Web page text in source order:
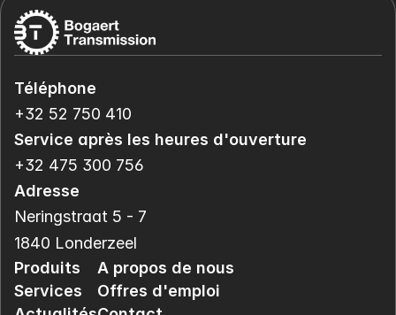
Téléphone
+32 52 750 410
Service après les heures d'ouverture
+32 475 300 756
Adresse
Neringstraat 5 - 7
1840 Londerzeel
Produits
Services
A propos de nous
Offres d'emploi